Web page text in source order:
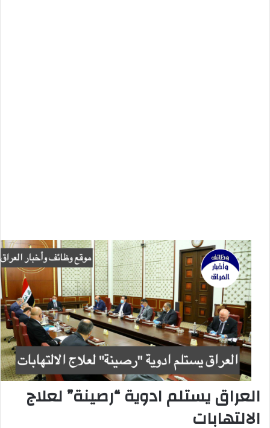
العراق يستلم ادوية “رصينة” لعلاج
الالتهابات